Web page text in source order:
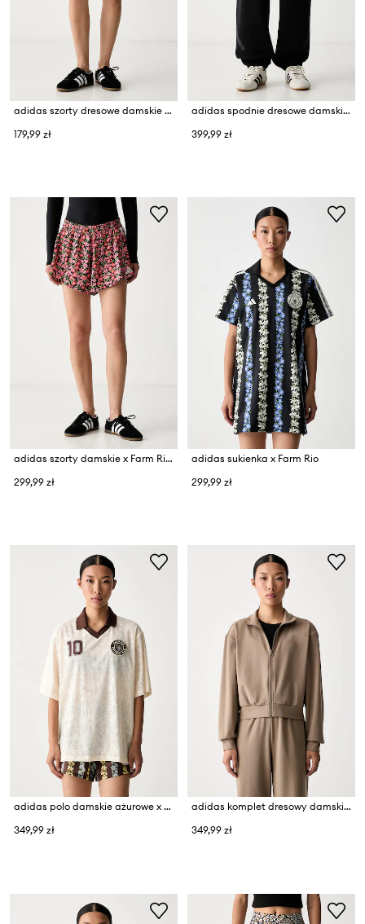
adidas szorty dresowe damskie z bawełną Leopard Pack
179,99 zł
adidas spodnie dresowe damskie z bawełną Z.N.E
399,99 zł
adidas szorty damskie x Farm Rio
299,99 zł
adidas sukienka x Farm Rio
299,99 zł
adidas polo damskie ażurowe x Farm Rio
349,99 zł
adidas komplet dresowy damski Laziday
349,99 zł